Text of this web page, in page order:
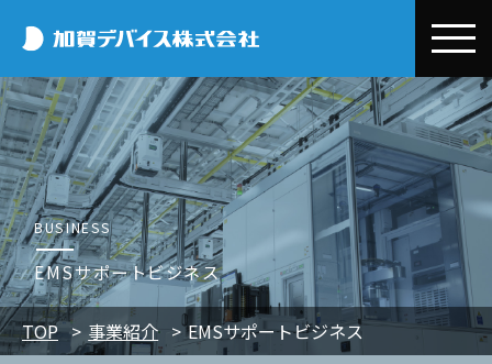
加賀デバイス
会社情報
加賀デバイスとは
代表メッセージ
会社概要
事業所一覧
電子公告
事業紹介
デバイス事業本部
半導体・電子部品事業
環境開発事業
システム設計/開発・技術サポート
お取引先情報
Efinix
OMNIVISION
Quectel
コラム
Efinix
OMNIVISION
環境・CSR
CSR基本方針・行動規範
ニュースリリース
EMSサポートビジネス
BUSINESS
TOP 事業紹介 EMSサポートビジネス